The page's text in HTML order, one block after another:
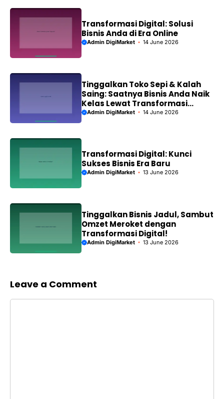
Transformasi Digital: Solusi
Bisnis Anda di Era Online
Admin DigiMarket 14 June 2026
Tinggalkan Toko Sepi & Kalah
Saing: Saatnya Bisnis Anda Naik
Kelas Lewat Transformasi
Digital!
Admin DigiMarket 14 June 2026
Transformasi Digital: Kunci
Sukses Bisnis Era Baru
Admin DigiMarket 13 June 2026
Tinggalkan Bisnis Jadul, Sambut
Omzet Meroket dengan
Transformasi Digital!
Admin DigiMarket 13 June 2026
Leave a Comment